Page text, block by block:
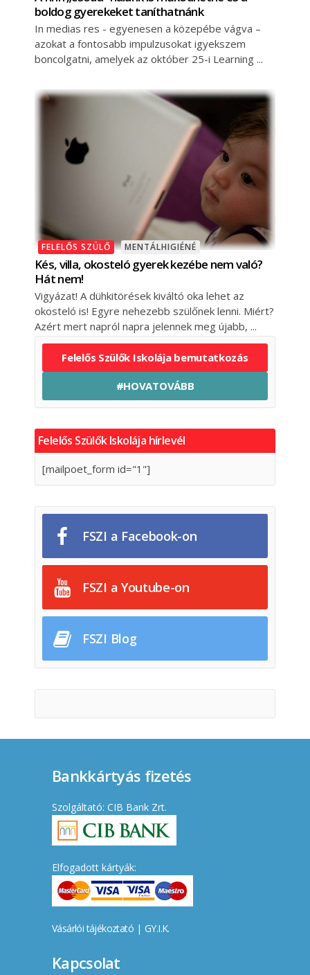
boldog gyerekeket taníthatnánk
In medias res - egyenesen a közepébe vágva –
azokat a fontosabb impulzusokat igyekszem
boncolgatni, amelyek az október 25-i Learning
FELELŐS SZÜLŐ MENTÁLHIGIÉNÉ
Kés, villa, okosteló gyerek kezébe nem való?
Hát nem!
Vigyázat! A dühkitörések kiváltó oka lehet az
okosteló is! Egyre nehezebb szülőnek lenni. Miért?
Azért mert napról napra jelennek meg újabb,
Felelős Szülők Iskolája bemutatkozás
#HOVATOVÁBB
Felelős Szülők Iskolája hírlevél
[mailpoet_form id="1"]
FSZI a Facebook-on
FSZI a Youtube-on
FSZI Blog
Bankkártyás fizetés
Szolgáltató: CIB Bank Zrt.
Elfogadott kártyák:
Vásárlói tájékoztató | GY.I.K.
Kapcsolat